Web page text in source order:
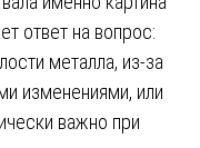
ответ на вопрос:
металла, из-за
изменениями, или
важно при